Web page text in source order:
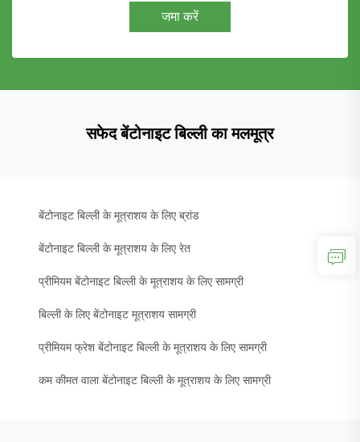
जमा करें
सफेद बेंटोनाइट बिल्ली का मलमूत्र
बेंटोनाइट बिल्ली के मूत्राशय के लिए ब्रांड
बेंटोनाइट बिल्ली के मूत्राशय के लिए रेत
प्रीमियम बेंटोनाइट बिल्ली के मूत्राशय के लिए सामग्री
बिल्ली के लिए बेंटोनाइट मूत्राशय सामग्री
प्रीमियम फ्रेश बेंटोनाइट बिल्ली के मूत्राशय के लिए सामग्री
कम कीमत वाला बेंटोनाइट बिल्ली के मूत्राशय के लिए सामग्री